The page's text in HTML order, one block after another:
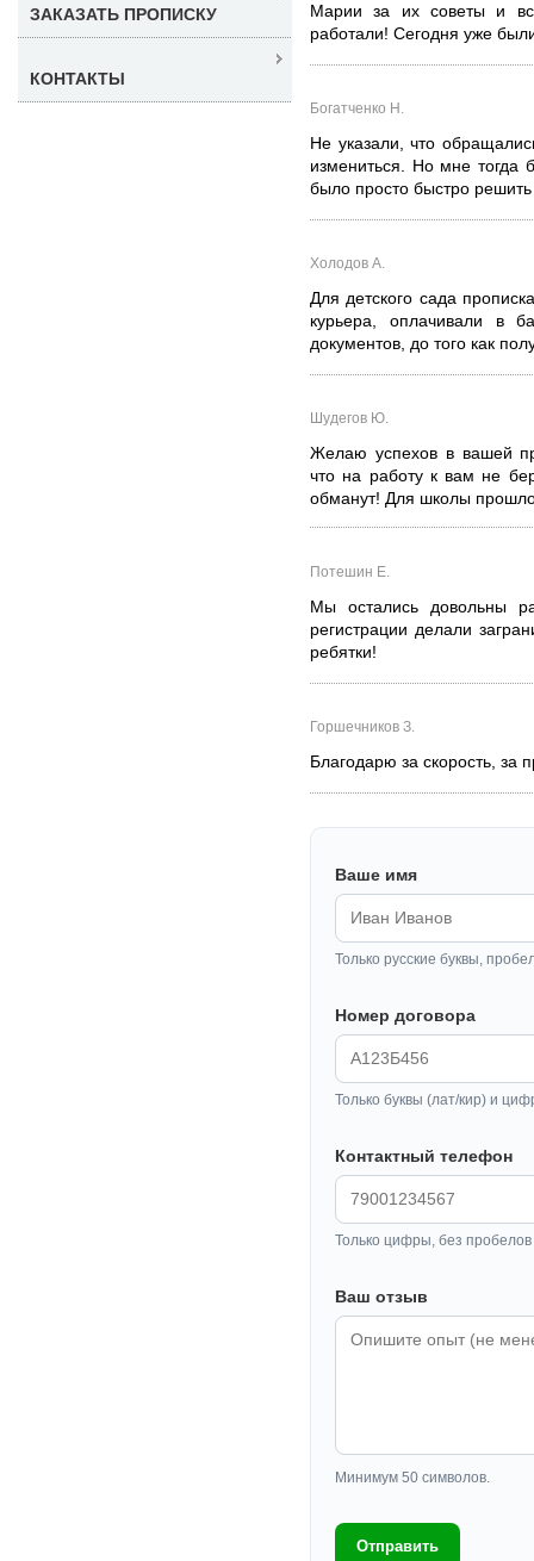
Марии за их советы и
работали! Сегодня уже
Богатченко Н.
Не указали, что
измениться. Но мне тогда
было просто быстро
Холодов А.
Для детского сада
курьера, оплачивали в
документов, до того как
Шудегов Ю.
Желаю успехов в вашей
что на работу к вам не
обманут! Для школы прошло
Потешин Е.
Мы остались довольны
регистрации делали
ребятки!
Горшечников З.
Благодарю за скорость, за
Ваше имя
Только русские буквы,
Номер договора
Только буквы (лат/кир) и
Контактный телефон
Только цифры, без
Ваш отзыв
Минимум 50 символов.
Отправить
ЗАКАЗАТЬ ПРОПИСКУ
КОНТАКТЫ